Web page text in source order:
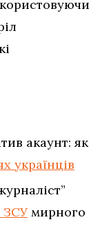
акаунт: як
українців
ЗСУмирного